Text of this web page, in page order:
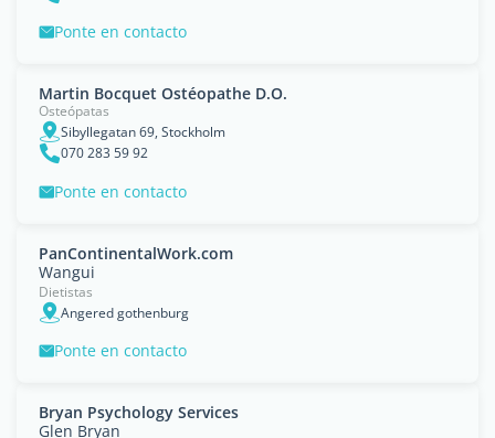
Ponte en contacto
Martin Bocquet Ostéopathe D.O.
Osteópatas
Sibyllegatan 69, Stockholm
070 283 59 92
Ponte en contacto
PanContinentalWork.com
Wangui
Dietistas
Angered gothenburg
Ponte en contacto
Bryan Psychology Services
Glen Bryan